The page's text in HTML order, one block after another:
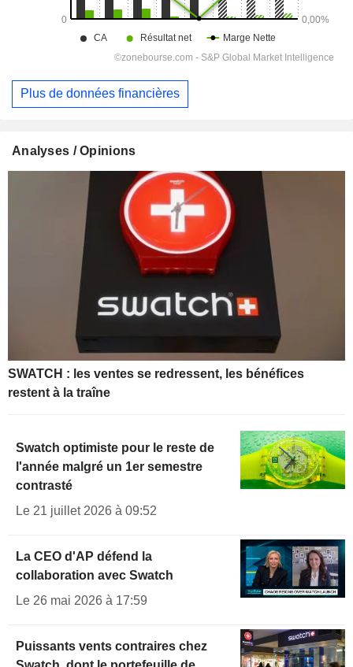
Plus de données financières
Analyses / Opinions
SWATCH : les ventes se redressent, les bénéfices
restent à la traîne
Swatch optimiste pour le reste de
l'année malgré un 1er semestre
contrasté
Le 21 juillet 2026 à 09:52
La CEO d'AP défend la
collaboration avec Swatch
Le 26 mai 2026 à 17:59
Puissants vents contraires chez